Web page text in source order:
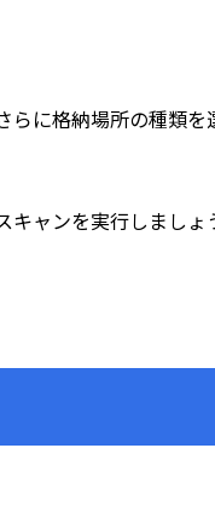
らに格納場所の種類を
ャンを実行しましょ